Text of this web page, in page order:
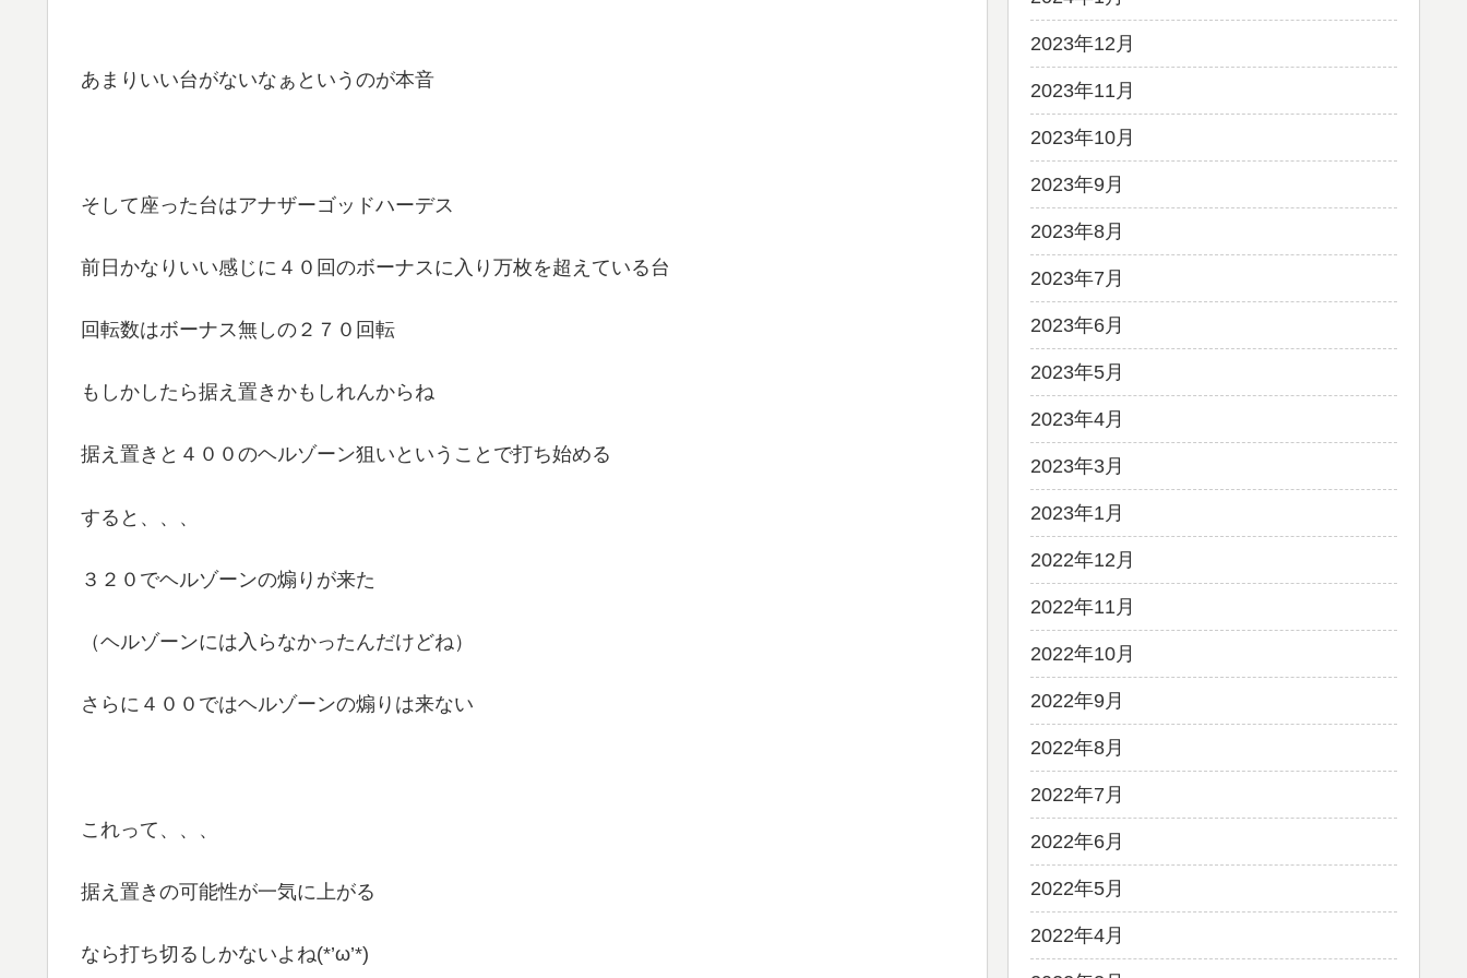
あまりいい台がないなぁというのが本音
そして座った台はアナザーゴッドハーデス
前日かなりいい感じに４０回のボーナスに入り万枚を超えている台
回転数はボーナス無しの２７０回転
もしかしたら据え置きかもしれんからね
据え置きと４００のヘルゾーン狙いということで打ち始める
すると、、、
３２０でヘルゾーンの煽りが来た
（ヘルゾーンには入らなかったんだけどね）
さらに４００ではヘルゾーンの煽りは来ない
これって、、、
据え置きの可能性が一気に上がる
なら打ち切るしかないよね(*’ω’*)
2023年12月
2023年11月
2023年10月
2023年9月
2023年8月
2023年7月
2023年6月
2023年5月
2023年4月
2023年3月
2023年1月
2022年12月
2022年11月
2022年10月
2022年9月
2022年8月
2022年7月
2022年6月
2022年5月
2022年4月